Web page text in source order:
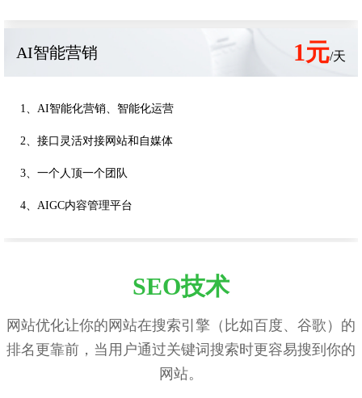
AI智能营销 1元/天
1、AI智能化营销、智能化运营
2、接口灵活对接网站和自媒体
3、一个人顶一个团队
4、AIGC内容管理平台
SEO技术
网站优化让你的网站在搜索引擎（比如百度、谷歌）的
排名更靠前，当用户通过关键词搜索时更容易搜到你的
网站。